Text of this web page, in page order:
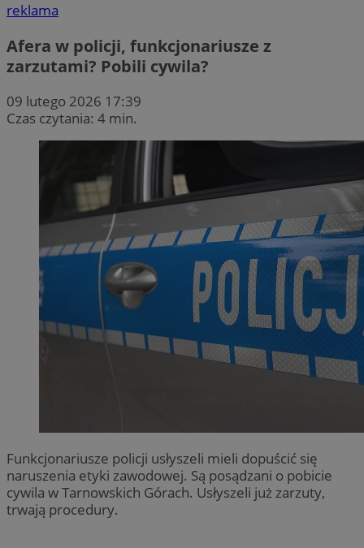
reklama
Afera w policji, funkcjonariusze z
zarzutami? Pobili cywila?
09 lutego 2026 17:39
Czas czytania: 4 min.
Funkcjonariusze policji usłyszeli mieli dopuścić się
naruszenia etyki zawodowej. Są posądzani o pobicie
cywila w Tarnowskich Górach. Usłyszeli już zarzuty,
trwają procedury.